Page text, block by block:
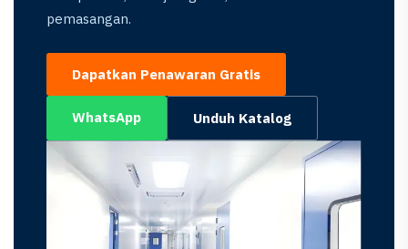
pemasangan.
Dapatkan Penawaran Gratis
WhatsApp Unduh Katalog